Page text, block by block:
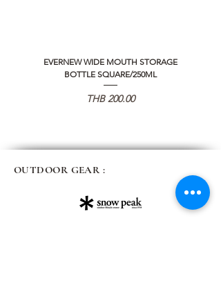
EVERNEW WIDE MOUTH STORAGE
BOTTLE SQUARE/250ML
価格
THB 200.00
OUTDOOR GEAR :